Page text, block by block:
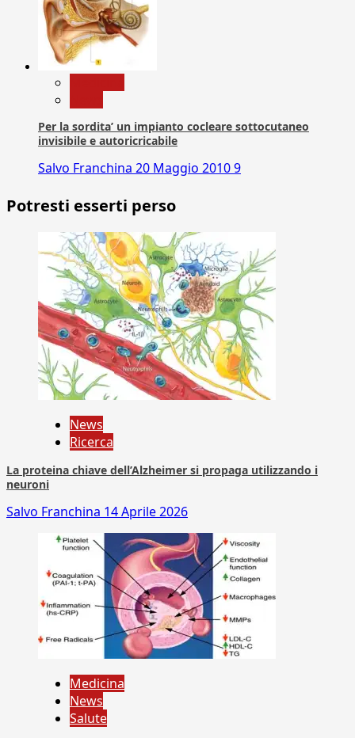
Per la sordita’ un impianto cocleare sottocutaneo
invisibile e autoricricabile
Salvo Franchina 20 Maggio 20109
Potresti esserti perso
News
Ricerca
La proteina chiave dell’Alzheimer si propaga utilizzando i
neuroni
Salvo Franchina 14 Aprile 2026
Medicina
News
Salute